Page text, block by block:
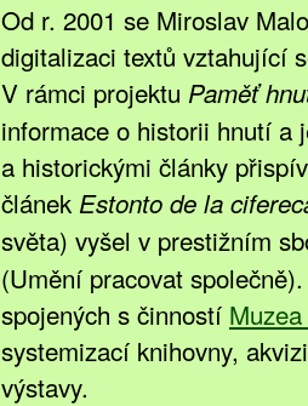
Od r. 2001 se Miroslav
digitalizaci textů vztahující
V rámci projektu Paměť
informace o historii hnutí a
a historickými články
článek Estonto de la
světa) vyšel v prestižním
(Umění pracovat
spojených s činností
systemizací knihovny,
výstavy.